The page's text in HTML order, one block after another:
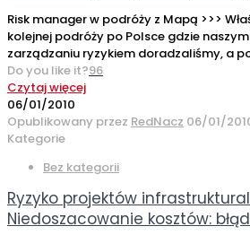
Risk manager w podróży z Mapą >>>
kolejnej podróży po Polsce gdzie
zarządzaniu ryzykiem doradzaliśmy, a
Do you like it?96
Czytaj więcej
06/01/2010
Opublikowany przez RedNacz 06/01/
Kategorie
Bez kategorii
Ryzyko projektów
Niedoszacowanie kosztów: